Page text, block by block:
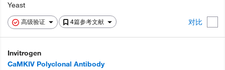
高级验证 4篇参考文献 对比
Yeast
Invitrogen
CaMKIV Polyclonal Antibody